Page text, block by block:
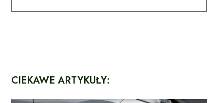
CIEKAWE ARTYKUŁY: